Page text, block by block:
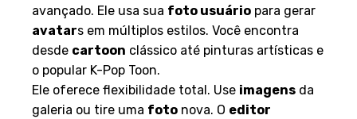
avançado. Ele usa sua foto usuário para gerar
avatars em múltiplos estilos. Você encontra
desde cartoon clássico até pinturas artísticas e
o popular K-Pop Toon.
Ele oferece flexibilidade total. Use imagens da
galeria ou tire uma foto nova. O editor